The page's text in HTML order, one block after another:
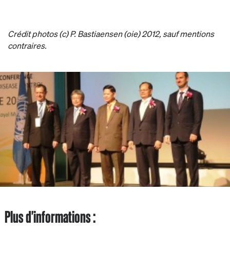
Crédit photos (c) P. Bastiaensen (oie) 2012, sauf mentions
contraires.
Plus d'informations :